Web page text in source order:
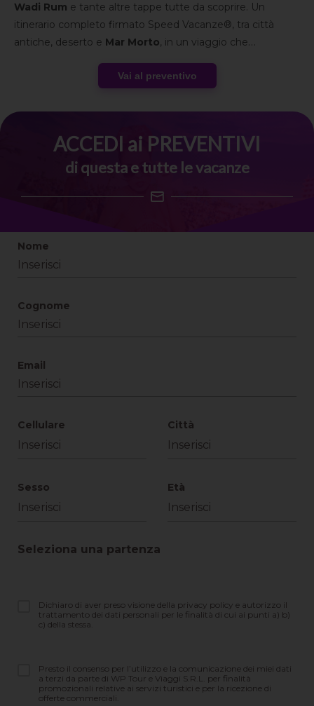
Wadi Rum e tante altre tappe tutte da scoprire. Un
itinerario completo firmato Speed Vacanze®, tra città
antiche, deserto e Mar Morto, in un viaggio che
Vai al preventivo
ACCEDI ai PREVENTIVI
di questa e tutte le vacanze
Nome
Cognome
Email
Cellulare Città
Sesso Età
Seleziona una partenza
Dichiaro di aver preso visione della privacy policy e autorizzo il
trattamento dei dati personali per le finalità di cui ai punti a) b)
c) della stessa.
Presto il consenso per l’utilizzo e la comunicazione dei miei dati
a terzi da parte di WP Tour e Viaggi S.R.L. per finalità
promozionali relative ai servizi turistici e per la ricezione di
offerte commerciali.